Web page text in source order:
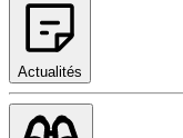
Actualités